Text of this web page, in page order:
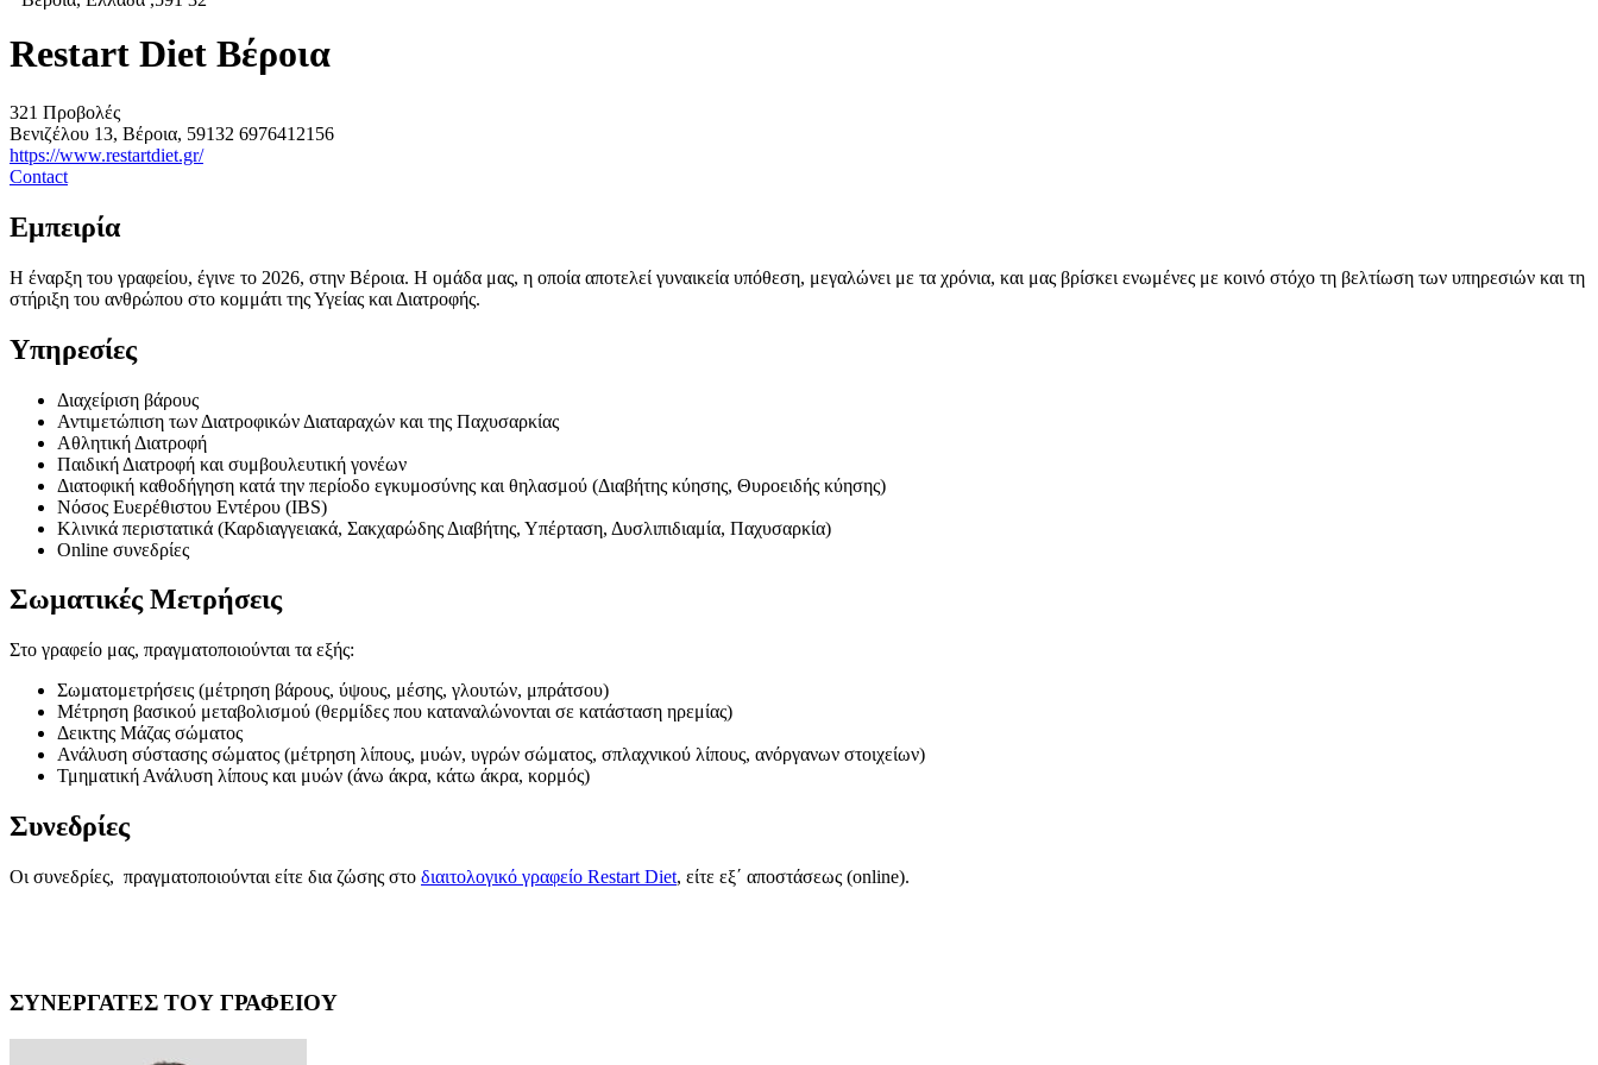
Restart Diet Βέροια
321 Προβολές
Βενιζέλου 13, Βέροια, 59132 6976412156
https://www.restartdiet.gr/
Contact
Εμπειρία
Η έναρξη του γραφείου, έγινε το 2026, στην Βέροια. Η ομάδα μας, η οποία αποτελεί γυναικεία υπόθεση, μεγαλώνει με τα χρόνια, και μας βρίσκει ενωμένες με κοινό στόχο τη βελτίωση των υπηρεσιών και τη
στήριξη του ανθρώπου στο κομμάτι της Υγείας και Διατροφής.
Υπηρεσίες
Διαχείριση βάρους
Αντιμετώπιση των Διατροφικών Διαταραχών και της Παχυσαρκίας
Αθλητική Διατροφή
Παιδική Διατροφή και συμβουλευτική γονέων
Διατοφική καθoδήγηση κατά την περίοδο εγκυμοσύνης και θηλασμού (Διαβήτης κύησης, Θυροειδής κύησης)
Νόσος Ευερέθιστου Εντέρου (IBS)
Κλινικά περιστατικά (Καρδιαγγειακά, Σακχαρώδης Διαβήτης, Υπέρταση, Δυσλιπιδιαμία, Παχυσαρκία)
Online συνεδρίες
Σωματικές Μετρήσεις
Στο γραφείο μας, πραγματοποιούνται τα εξής:
Σωματομετρήσεις (μέτρηση βάρους, ύψους, μέσης, γλουτών, μπράτσου)
Μέτρηση βασικού μεταβολισμού (θερμίδες που καταναλώνονται σε κατάσταση ηρεμίας)
Δεικτης Μάζας σώματος
Ανάλυση σύστασης σώματος (μέτρηση λίπους, μυών, υγρών σώματος, σπλαχνικού λίπους, ανόργανων στοιχείων)
Τμηματική Ανάλυση λίπους και μυών (άνω άκρα, κάτω άκρα, κορμός)
Συνεδρίες
Οι συνεδρίες, πραγματοποιούνται είτε δια ζώσης στο διαιτολογικό γραφείο Restart Diet, είτε εξ΄ αποστάσεως (online).
ΣΥΝΕΡΓΑΤΕΣ ΤΟΥ ΓΡΑΦΕΙΟΥ